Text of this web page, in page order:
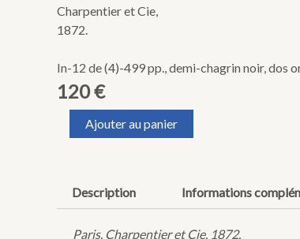
Charpentier et Cie,
1872.
In-12 de (4)-499 pp., demi-chagrin noir, dos
120€
18
mars.
Ajouter au panier
Description Informations
Paris, Charpentier et Cie, 1872.